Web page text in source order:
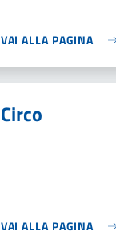
VAI ALLA PAGINA
Circo
VAI ALLA PAGINA